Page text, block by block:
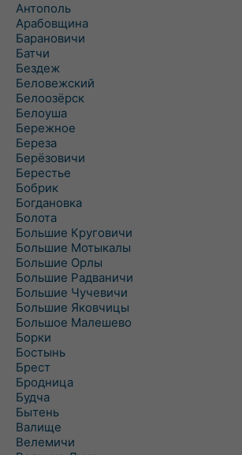
Антополь
Арабовщина
Барановичи
Батчи
Бездеж
Беловежский
Белоозёрск
Белоуша
Бережное
Береза
Берёзовичи
Берестье
Бобрик
Богдановка
Болота
Большие Круговичи
Большие Мотыкалы
Большие Орлы
Большие Радваничи
Большие Чучевичи
Большие Яковчицы
Большое Малешево
Борки
Бостынь
Брест
Бродница
Будча
Бытень
Валище
Велемичи